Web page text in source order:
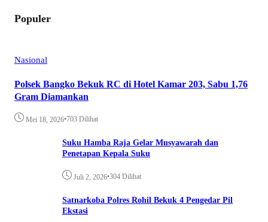
Populer
Nasional
Polsek Bangko Bekuk RC di Hotel Kamar 203, Sabu 1,76
Gram Diamankan
Mei 18, 2026•703 Dilihat
Suku Hamba Raja Gelar Musyawarah dan
Penetapan Kepala Suku
Juli 2, 2026•304 Dilihat
Satnarkoba Polres Rohil Bekuk 4 Pengedar Pil
Ekstasi